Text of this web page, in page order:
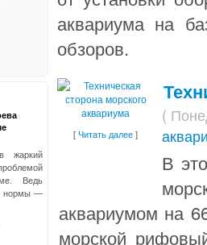
аквариума на
обзоров.
[Читать далее]
(
В
аквариумом на
морской
жаркий
Ведь
нормы —